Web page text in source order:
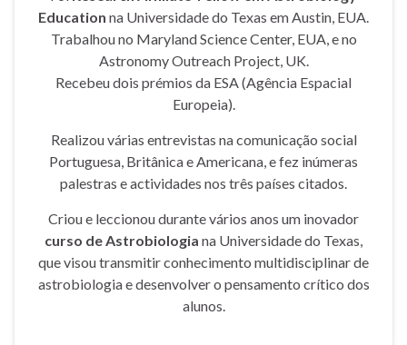
Education na Universidade do Texas em Austin, EUA.
Trabalhou no Maryland Science Center, EUA, e no
Astronomy Outreach Project, UK.
Recebeu dois prémios da ESA (Agência Espacial
Europeia).
Realizou várias entrevistas na comunicação social
Portuguesa, Britânica e Americana, e fez inúmeras
palestras e actividades nos três países citados.
Criou e leccionou durante vários anos um inovador
curso de Astrobiologia na Universidade do Texas,
que visou transmitir conhecimento multidisciplinar de
astrobiologia e desenvolver o pensamento crítico dos
alunos.